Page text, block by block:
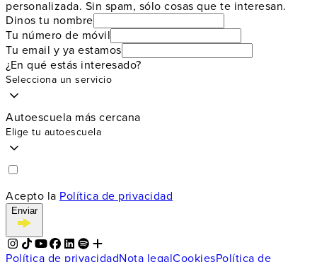
personalizada. Sin spam, sólo cosas que te interesan.
Dinos tu nombre
Tu número de móvil
Tu email y ya estamos
¿En qué estás interesado?
Selecciona un servicio
Autoescuela más cercana
Elige tu autoescuela
Acepto la Política de privacidad
Enviar
Política de privacidadNota legalCookiesPolítica de